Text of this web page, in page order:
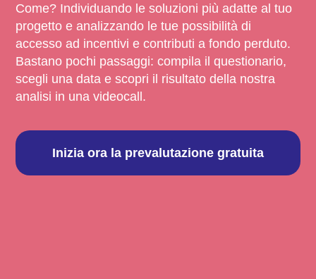
Come? Individuando le soluzioni più adatte al tuo
progetto e analizzando le tue possibilità di
accesso ad incentivi e contributi a fondo perduto.
Bastano pochi passaggi: compila il questionario,
scegli una data e scopri il risultato della nostra
analisi in una videocall.
Inizia ora la prevalutazione gratuita